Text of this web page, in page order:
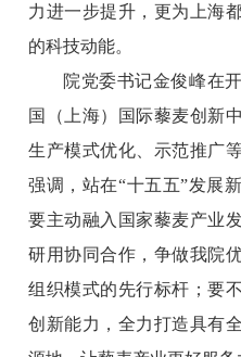
力进一步提升，更为上海
的科技动能。
院党委书记金俊峰在
国（上海）国际藜麦创新
生产模式优化、示范推广
强调，站在“十五五”发展
要主动融入国家藜麦产业
研用协同合作，争做我院
组织模式的先行标杆；要
创新能力，全力打造具有